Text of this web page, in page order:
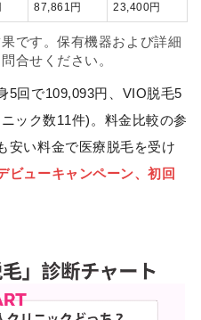
87,861円 23,400円
です。保有機器および詳細
合せください。
5回で109,093円、VIO脱毛5
ック数11件)。料金比較の参
安い料金で医療脱毛を受け
ビューキャンペーン、初回